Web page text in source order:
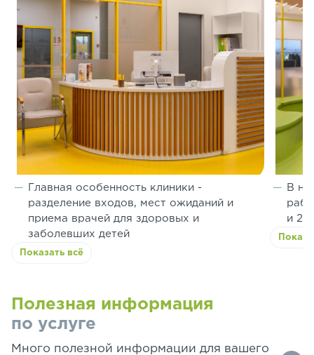
Главная особенность клиники -
разделение входов, мест ожиданий и
приема врачей для здоровых и
заболевших детей
Показать всё
В
и 2
Полезная информация
по услуге
Много полезной информации для вашего